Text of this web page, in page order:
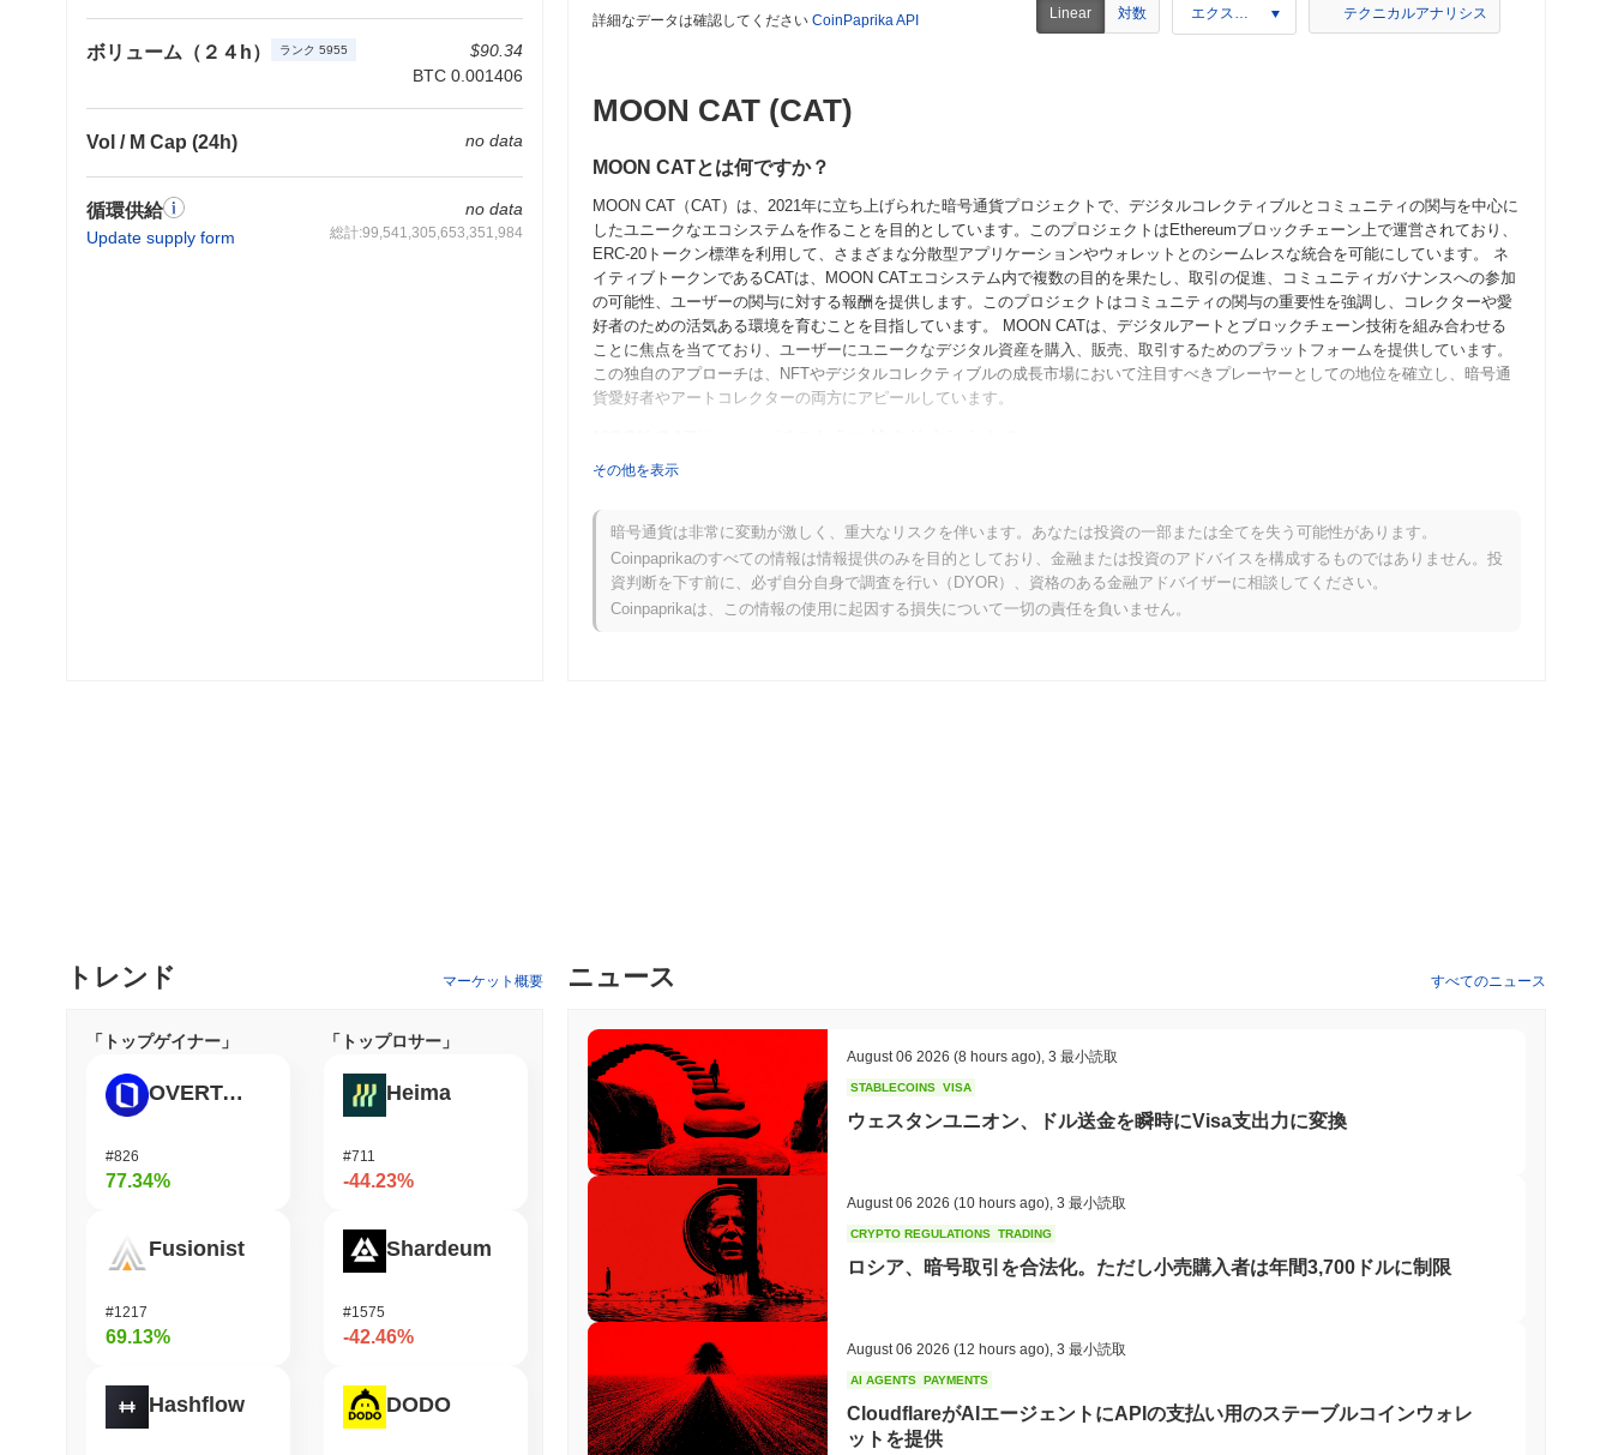
ボリューム（２４h） ランク 5955
$90.34
BTC 0.001406
Vol / M Cap (24h) no data
循環供給
Update supply form
no data
総計:99,541,305,653,351,984
詳細なデータは確認してください CoinPaprika API Linear 対数 エクスポート テクニカルアナリシス
MOON CAT (CAT)
MOON CATとは何ですか？
MOON CAT（CAT）は、2021年に立ち上げられた暗号通貨プロジェクトで、デジタルコレクティブルとコミュニティの関与を中心に
したユニークなエコシステムを作ることを目的としています。このプロジェクトはEthereumブロックチェーン上で運営されており、
ERC-20トークン標準を利用して、さまざまな分散型アプリケーションやウォレットとのシームレスな統合を可能にしています。 ネ
イティブトークンであるCATは、MOON CATエコシステム内で複数の目的を果たし、取引の促進、コミュニティガバナンスへの参加
の可能性、ユーザーの関与に対する報酬を提供します。このプロジェクトはコミュニティの関与の重要性を強調し、コレクターや愛
好者のための活気ある環境を育むことを目指しています。 MOON CATは、デジタルアートとブロックチェーン技術を組み合わせる
ことに焦点を当てており、ユーザーにユニークなデジタル資産を購入、販売、取引するためのプラットフォームを提供しています。
この独自のアプローチは、NFTやデジタルコレクティブルの成長市場において注目すべきプレーヤーとしての地位を確立し、暗号通
貨愛好者やアートコレクターの両方にアピールしています。
MOON CATは2021年3月に発足し、創設チームがプロジェクトのビジョンと技術的枠組みを概説したホワイトペーパーを発表しまし
にしました。成功したテストの後、2021年9月にメインネットが立ち上げられ、市場への公式な参入を果たしました。 初期の開発
は、ユーザーが取引やステーキングなどのさまざまな活動に参加できる分散型エコシステムの構築に焦点を当てました。トークンの
初期配布は、2021年10月に公平なローンチモデルを通じて行われ、すべての参加者に公平なアクセスを確保することを目指しまし
た。これらの基盤的なステップは、MOON CATの成長軌道を確立し、その進化するエコシステムの基盤を築きました。
MOON CATの今後はどうなりますか？
カニズムを採用しており、セキュリティと効率の両方を確保しています。 さらに、MOON CATは革新的なクロスチェーン相互運用
とで、エコシステムを強化します。 MOON CATのガバナンスモデルはコミュニティ主導であり、トークン保有者がプロトコルのア
ップグレードやエコシステムの開発に関する意思決定プロセスに参加できるようにしています。ブロックチェーン分野の主要なプレ
ーヤーとの戦略的パートナーシップは、そのユーティリティと採用をさらに強化し、MOON CATを進化する暗号の風景における重要
なプレーヤーとして位置づけています。
MOON CATで何ができますか？
MOON CATトークンは、そのエコシステム内で複数の実用的なユーティリティを提供します。主に取引手数料に使用され、ユーザー
が価値を送信し、分散型アプリケーション（dApps）と相互作用することを可能にします。MOON CATの保有者はステーキングに参
加でき、ネットワークのセキュリティを確保しながら潜在的な報酬を得ることができます。さらに、MOON CATはガバナンス機能を
提供し、保有者がプロジェクトの方向性に影響を与える提案に投票できるようにします。 開発者にとって、MOON CATはdAppsや統
合を構築するためのツールを提供し、エコシステム内での革新を促進します。ネットワークはさまざまなウォレットやマーケットプ
レイスをサポートし、シームレスな取引と相互作用を促進します。ユーザーはまた、MOON CATコミュニティ内での割引やメンバー
シップ特典などのオフチェーンユーティリティからも恩恵を受け、全体的なユーザー体験を向上させます。この多面的なアプローチ
により、MOON CATは保有者、ユーザー、開発者にとって多用途な資産であり続けます。
MOON CATはまだ活動中または関連性がありますか？
MOON CATは、2023年9月に発表された最近のアップデートを通じて活動を続けており、スマートコントラクト機能の向上が導入さ
その他を表示
暗号通貨は非常に変動が激しく、重大なリスクを伴います。あなたは投資の一部または全てを失う可能性があります。
Coinpaprikaのすべての情報は情報提供のみを目的としており、金融または投資のアドバイスを構成するものではありません。投
資判断を下す前に、必ず自分自身で調査を行い（DYOR）、資格のある金融アドバイザーに相談してください。
Coinpaprikaは、この情報の使用に起因する損失について一切の責任を負いません。
トレンド マーケット概要
「トップゲイナー」
OVERTAKE
#826
77.34%
Fusionist
#1217
69.13%
Hashflow
「トップロサー」
Heima
#711
-44.23%
Shardeum
#1575
-42.46%
DODO
ニュース すべてのニュース
August 06 2026 (8 hours ago) 3 最小読取
STABLECOINS VISA
ウェスタンユニオン、ドル送金を瞬時にVisa支出力に変換
August 06 2026 (10 hours ago) 3 最小読取
CRYPTO REGULATIONS TRADING
ロシア、暗号取引を合法化。ただし小売購入者は年間3,700ドルに制限
August 06 2026 (12 hours ago) 3 最小読取
AI AGENTS PAYMENTS
CloudflareがAIエージェントにAPIの支払い用のステーブルコインウォレ
ットを提供